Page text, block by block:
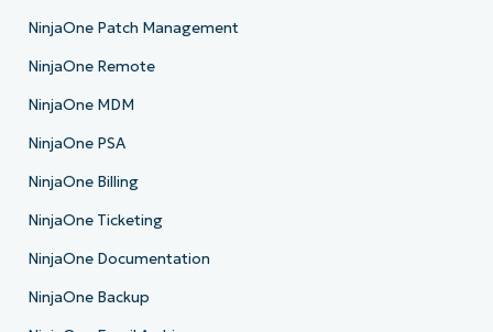
NinjaOne Patch Management
NinjaOne Remote
NinjaOne MDM
NinjaOne PSA
NinjaOne Billing
NinjaOne Ticketing
NinjaOne Documentation
NinjaOne Backup